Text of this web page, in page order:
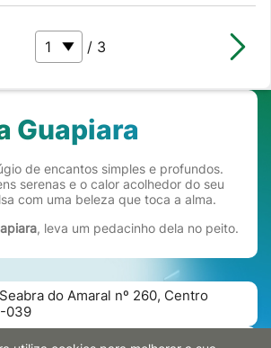
/ 3
Guapiara
de encantos simples e profundos.
serenas e o calor acolhedor do seu
com uma beleza que toca a alma.
, leva um pedacinho dela no peito.
do Amaral nº 260, Centro
039